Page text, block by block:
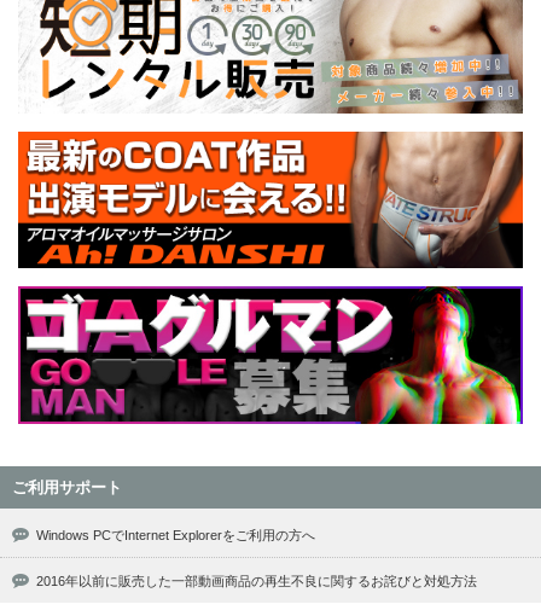
ご利用サポート
Windows PCでInternet Explorerをご利用の方へ
2016年以前に販売した一部動画商品の再生不良に関するお詫びと対処方法